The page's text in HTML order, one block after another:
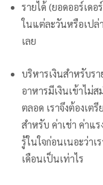
รายได้ (ยอดออร์เด
ในแต่ละวันหรือเปล่
เลย
บริหารเงินสำหรับร
อาหารมีเงินเข้าไม่
ตลอด เราจึงต้องเต
สำหรับ ค่าเช่า ค่าแ
รู้ในใจก่อนเนอะว่า
เดือนเป็นเท่าไร